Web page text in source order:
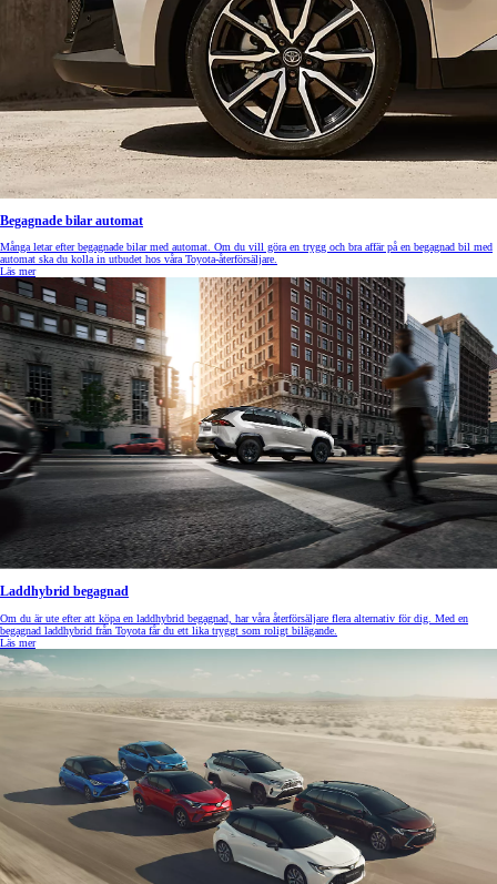
Begagnade bilar automat
Många letar efter begagnade bilar med automat. Om du vill göra en trygg och bra affär på en begagnad bil med
automat ska du kolla in utbudet hos våra Toyota-återförsäljare.
Läs mer
Laddhybrid begagnad
Om du är ute efter att köpa en laddhybrid begagnad, har våra återförsäljare flera alternativ för dig. Med en
begagnad laddhybrid från Toyota får du ett lika tryggt som roligt bilägande.
Läs mer